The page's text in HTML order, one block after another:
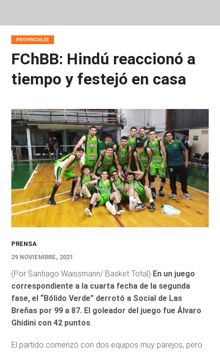
PROVINCIALES
FChBB: Hindú reaccionó a
tiempo y festejó en casa
PRENSA
29 NOVIEMBRE, 2021
(Por Santiago Waissmann/ Basket Total) En un juego
correspondiente a la cuarta fecha de la segunda
fase, el “Bólido Verde” derrotó a Social de Las
Breñas por 99 a 87. El goleador del juego fue Álvaro
Ghidini con 42 puntos.
El partido comenzó con dos equipos muy parejos, pero